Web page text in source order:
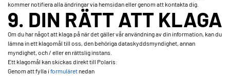
kommer notifiera alla ändringar via hemsidan eller genom att kontakta dig.
9. DIN RÄTT ATT KLAGA
Om du har något att klaga på när det gäller vår användning av din information, kan du
lämna in ett klagomål till oss, den behöriga dataskyddsmyndighet, annan
myndighet, och / eller en rättslig instans.
Ett klagomål kan skickas direkt till Polaris:
Genom att fylla i formuläret nedan